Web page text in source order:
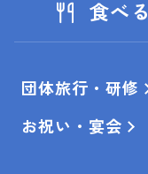
食べる
団体旅行・研修
お祝い・宴会